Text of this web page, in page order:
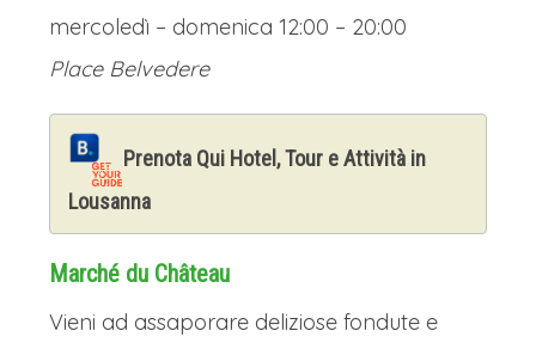
mercoledì – domenica 12:00 – 20:00
Place Belvedere
Prenota Qui Hotel, Tour e Attività in
Lousanna
Marché du Château
Vieni ad assaporare deliziose fondute e